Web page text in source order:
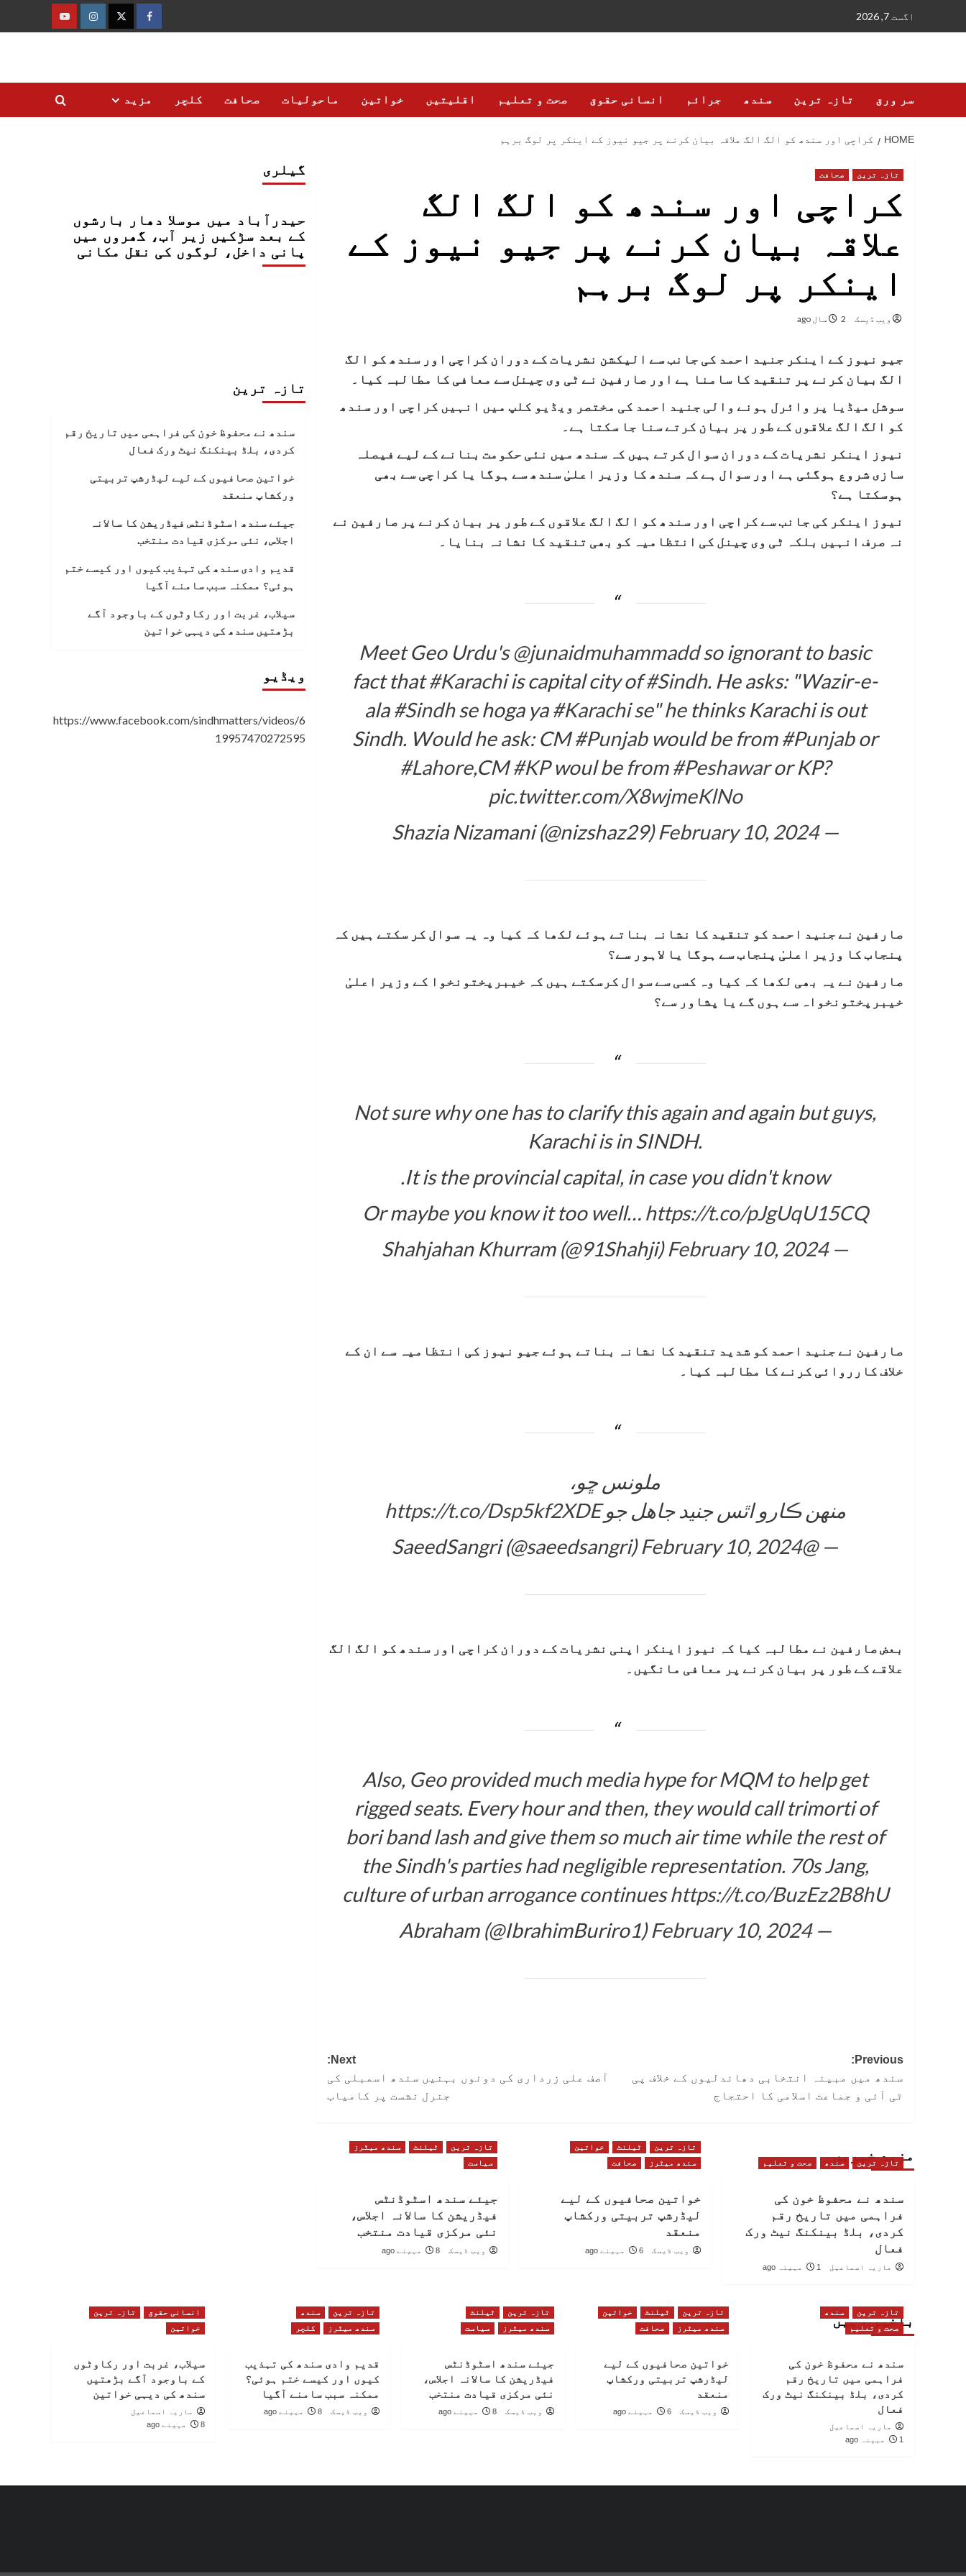
اگست 7, 2026
فیس
ٹوئٹرانسٹاگرام
یوٹیوب
سر ورق تازہ ترین سندھ جرائم انسانی حقوق صحت و تعلیم اقلیتیں خواتین ماحولیات صحافت کلچر مزید
HOME کراچی اور سندھ کو الگ الگ علاقہ بیان کرنے پر جیو نیوز کے اینکر پر لوگ برہم
تازہ ترین صحافت
کراچی اور سندھ کو الگ الگ
علاقہ بیان کرنے پر جیو نیوز کے
اینکر پر لوگ برہم
ویب ڈیسک 2 سال ago
جیو نیوز کے اینکر جنید احمد کی جانب سے الیکشن نشریات کے دوران کراچی اور سندھ کو الگ
الگ بیان کرنے پر تنقید کا سامنا ہے اور صارفین نے ٹی وی چینل سے معافی کا مطالبہ کیا۔
سوشل میڈیا پر وائرل ہونے والی جنید احمد کی مختصر ویڈیو کلپ میں انہیں کراچی اور سندھ
کو الگ الگ علاقوں کے طور پر بیان کرتے سنا جا سکتا ہے۔
نیوز اینکر نشریات کے دوران سوال کرتے ہیں کہ سندھ میں نئی حکومت بنانے کے لیے فیصلہ
سازی شروع ہوگئی ہے اور سوال ہے کہ سندھ کا وزیر اعلیٰ سندھ سے ہوگا یا کراچی سے بھی
ہوسکتا ہے؟
نیوز اینکر کی جانب سے کراچی اور سندھ کو الگ الگ علاقوں کے طور پر بیان کرنے پر صارفین نے
نہ صرف انہیں بلکہ ٹی وی چینل کی انتظامیہ کو بھی تنقید کا نشانہ بنایا۔
Meet Geo Urdu's@junaidmuhammaddso ignorant to basic
fact that#Karachiis capital city of#Sindh. He asks: "Wazir-e-
ala#Sindhse hoga ya#Karachise" he thinks Karachi is out
Sindh. Would he ask: CM#Punjabwould be from#Punjabor
#Lahore,CM#KPwoul be from#Peshawaror KP?
pic.twitter.com/X8wjmeKlNo
— Shazia Nizamani (@nizshaz29)
February 10, 2024
صارفین نے جنید احمد کو تنقید کا نشانہ بناتے ہوئے لکھا کہ کیا وہ یہ سوال کر سکتے ہیں کہ
پنجاب کا وزیر اعلیٰ پنجاب سے ہوگا یا لاہور سے؟
صارفین نے یہ بھی لکھا کہ کیا وہ کسی سے سوال کرسکتے ہیں کہ خیبرپختونخوا کے وزیر اعلیٰ
خیبرپختونخواہ سے ہوں گے یا پشاور سے؟
Not sure why one has to clarify this again and again but guys,
Karachi is in SINDH.
It is the provincial capital, in case you didn't know.
Or maybe you know it too well… https://t.co/pJgUqU15CQ
— Shahjahan Khurram (@91Shahji)
February 10, 2024
صارفین نے جنید احمد کو شدید تنقید کا نشانہ بناتے ہوئے جیو نیوز کی انتظامیہ سے ان کے
خلاف کارروائی کرنے کا مطالبہ کیا۔
ملونس ڇو،
منهن ڪارو اٿس جنيد جاهل جوhttps://t.co/Dsp5kf2XDE
— @SaeedSangri (@saeedsangri)
February 10, 2024
بعض صارفین نے مطالبہ کیا کہ نیوز اینکر اپنی نشریات کے دوران کراچی اور سندھ کو الگ الگ
علاقے کے طور پر بیان کرنے پر معافی مانگیں۔
Also, Geo provided much media hype for MQM to help get
rigged seats. Every hour and then, they would call trimorti of
bori band lash and give them so much air time while the rest of
the Sindh's parties had negligible representation. 70s Jang,
culture of urban arrogance continueshttps://t.co/BuzEz2B8hU
— Abraham (@IbrahimBuriro1)
February 10, 2024
Post
navigation
Previous:
سندھ میں مبینہ انتخابی دھاندلیوں کے خلاف پی
ٹی آئی و جماعت اسلامی کا احتجاج
Next:
آصف علی زرداری کی دونوں بہنیں سندھ اسمبلی کی
جنرل نشست پر کامیاب
مزید خبریں
تازہ ترین سندھ صحت و تعلیم
سندھ نے محفوظ خون کی
فراہمی میں تاریخ رقم
کردی، بلڈ بینکنگ نیٹ ورک
فعال
ماریہ اسماعیل 1 مہینہ ago
تازہ ترین ٹیلنٹ
خواتین
سندھ میٹرز
صحافت
خواتین صحافیوں کے لیے
لیڈرشپ تربیتی ورکشاپ
منعقد
ویب ڈیسک 6 مہینے ago
تازہ ترین ٹیلنٹ
سندھ میٹرز
سیاست
جیئے سندھ اسٹوڈنٹس
فیڈریشن کا سالانہ اجلاس،
نئی مرکزی قیادت منتخب
ویب ڈیسک 8 مہینے ago
گیلری
حیدرآباد میں موسلا دھار بارشوں
کے بعد سڑکیں زیر آب، گھروں میں
پانی داخل، لوگوں کی نقل مکانی
تازہ ترین
سندھ نے محفوظ خون کی فراہمی میں تاریخ رقم
کردی، بلڈ بینکنگ نیٹ ورک فعال
خواتین صحافیوں کے لیے لیڈرشپ تربیتی
ورکشاپ منعقد
جیئے سندھ اسٹوڈنٹس فیڈریشن کا سالانہ
اجلاس، نئی مرکزی قیادت منتخب
قدیم وادی سندھ کی تہذیب کیوں اور کیسے ختم
ہوئی؟ ممکنہ سبب سامنے آگیا
سیلاب، غربت اور رکاوٹوں کے باوجود آگے
بڑھتیں سندھ کی دیہی خواتین
ویڈیو
https://www.facebook.com/sindhmatters/videos/6
19957470272595
باخبر رہیں
تازہ ترین
سندھ
صحت و تعلیم
سندھ نے محفوظ خون کی
فراہمی میں تاریخ رقم
کردی، بلڈ بینکنگ نیٹ ورک
فعال
ماریہ اسماعیل
1 مہینہ ago
تازہ ترین ٹیلنٹ
خواتین
سندھ میٹرز
صحافت
خواتین صحافیوں کے لیے
لیڈرشپ تربیتی ورکشاپ
منعقد
ویب ڈیسک 6 مہینے ago
تازہ ترین
ٹیلنٹ
سندھ میٹرز
سیاست
جیئے سندھ اسٹوڈنٹس
فیڈریشن کا سالانہ اجلاس،
نئی مرکزی قیادت منتخب
ویب ڈیسک 8 مہینے ago
تازہ ترین
سندھ
سندھ میٹرز
کلچر
قدیم وادی سندھ کی تہذیب
کیوں اور کیسے ختم ہوئی؟
ممکنہ سبب سامنے آگیا
ویب ڈیسک 8 مہینے ago
انسانی حقوق
تازہ ترین
خواتین
سیلاب، غربت اور رکاوٹوں
کے باوجود آگے بڑھتیں
سندھ کی دیہی خواتین
ماریہ اسماعیل
8 مہینے ago